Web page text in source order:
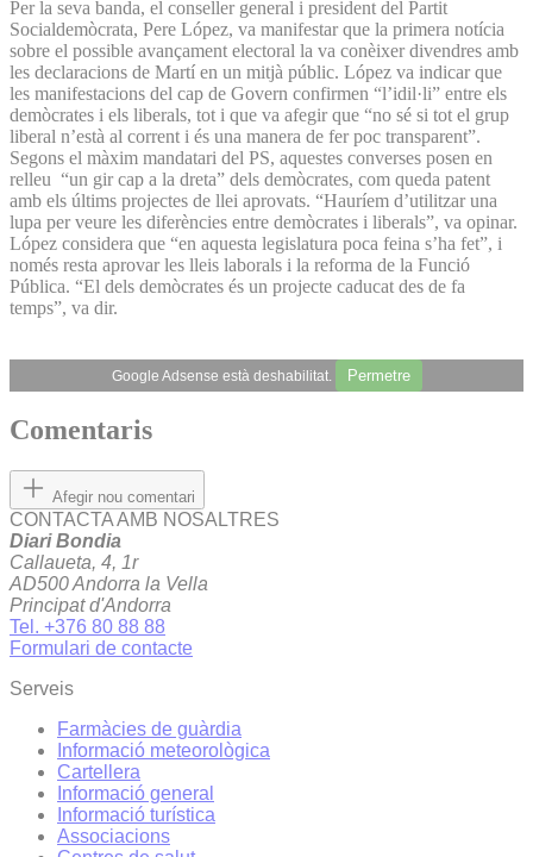
Per la seva banda, el conseller general i president del Partit
Socialdemòcrata, Pere López, va manifestar que la primera notícia
sobre el possible avançament electoral la va conèixer divendres amb
les declaracions de Martí en un mitjà públic. López va indicar que
les manifestacions del cap de Govern confirmen “l’idil·li” entre els
demòcrates i els liberals, tot i que va afegir que “no sé si tot el grup
liberal n’està al corrent i és una manera de fer poc transparent”.
Segons el màxim mandatari del PS, aquestes converses posen en
relleu “un gir cap a la dreta” dels demòcrates, com queda patent
amb els últims projectes de llei aprovats. “Hauríem d’utilitzar una
lupa per veure les diferències entre demòcrates i liberals”, va opinar.
López considera que “en aquesta legislatura poca feina s’ha fet”, i
només resta aprovar les lleis laborals i la reforma de la Funció
Pública. “El dels demòcrates és un projecte caducat des de fa
temps”, va dir.
Google Adsense està deshabilitat. Permetre
Comentaris
Afegir nou comentari
CONTACTA AMB NOSALTRES
Diari Bondia
Callaueta, 4, 1r
AD500 Andorra la Vella
Principat d'Andorra
Tel. +376 80 88 88
Formulari de contacte
Serveis
Farmàcies de guàrdia
Informació meteorològica
Cartellera
Informació general
Informació turística
Associacions